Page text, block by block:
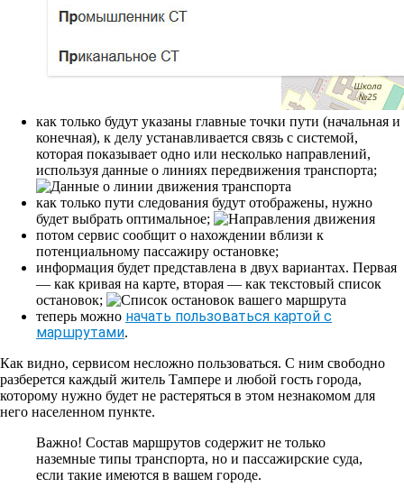
как только будут указаны главные точки пути (начальная и
конечная), к делу устанавливается связь с системой,
которая показывает одно или несколько направлений,
используя данные о линиях передвижения транспорта;
как только пути следования будут отображены, нужно
будет выбрать оптимальное;
потом сервис сообщит о нахождении вблизи к
потенциальному пассажиру остановке;
информация будет представлена в двух вариантах. Первая
— как кривая на карте, вторая — как текстовый список
остановок;
теперь можно начать пользоваться картой с
маршрутами.
Как видно, сервисом несложно пользоваться. С ним свободно
разберется каждый житель Тампере и любой гость города,
которому нужно будет не растеряться в этом незнакомом для
него населенном пункте.
Важно! Состав маршрутов содержит не только
наземные типы транспорта, но и пассажирские суда,
если такие имеются в вашем городе.